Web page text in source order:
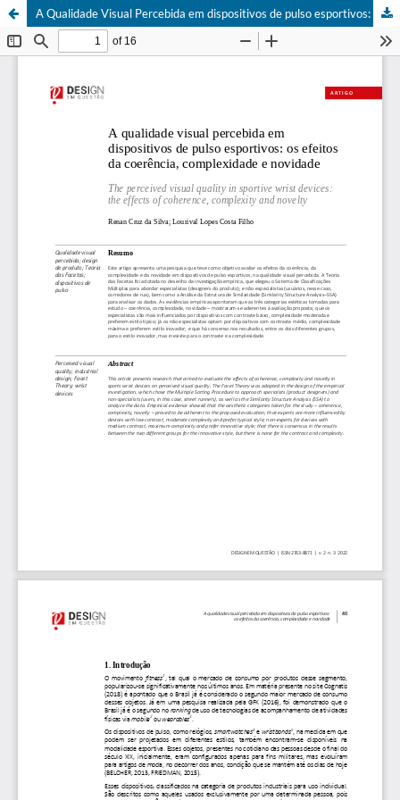
A Qualidade Visual Percebida em dispositivos de pulso esportivos: os efeitos da coerência, complexidade e novidade